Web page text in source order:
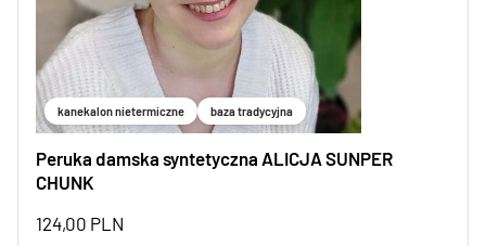
kanekalon nietermiczne baza tradycyjna
Peruka damska syntetyczna ALICJA SUNPER
CHUNK
124,00 PLN